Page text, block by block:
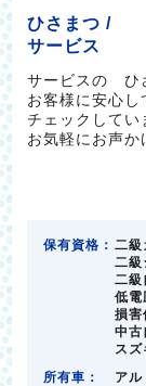
ひさまつ /
サービス
サービスの ひ
お客様に安心
チェックしてい
お気軽にお声か
保有資格： 二級
二級
二級
低電
損害
中古
ス
所有車：
アル